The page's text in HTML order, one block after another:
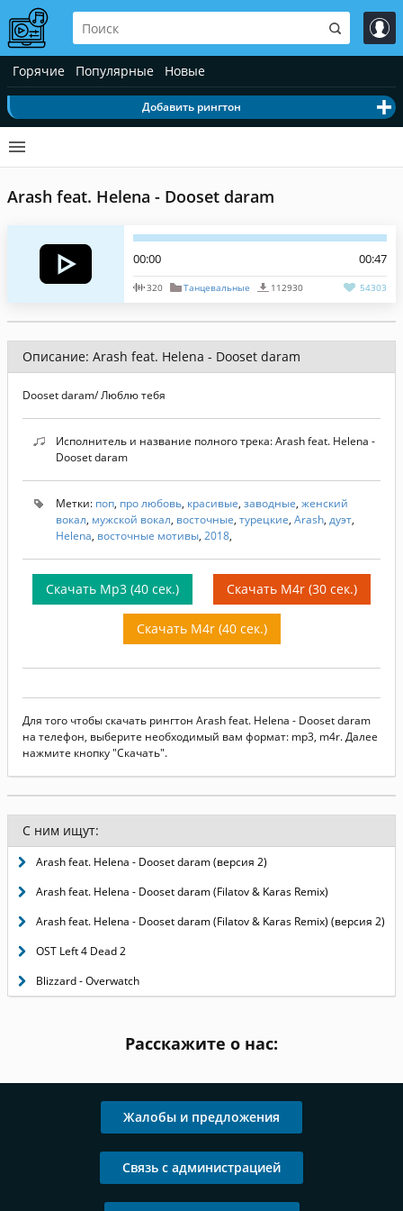
Горячие Популярные Новые
Добавить рингтон
Arash feat. Helena - Dooset daram
00:00 00:47
320 Танцевальные 112930 54303
Описание: Arash feat. Helena - Dooset daram
Dooset daram/ Люблю тебя
Исполнитель и название полного трека: Arash feat. Helena -
Dooset daram
Метки: поп, про любовь, красивые, заводные, женский
вокал, мужской вокал, восточные, турецкие, Arash, дуэт,
Helena, восточные мотивы, 2018,
Скачать Mp3 (40 сек.) Скачать M4r (30 сек.)
Скачать M4r (40 сек.)
Для того чтобы скачать рингтон Arash feat. Helena - Dooset daram
на телефон, выберите необходимый вам формат: mp3, m4r. Далее
нажмите кнопку "Скачать".
С ним ищут:
Arash feat. Helena - Dooset daram (версия 2)
Arash feat. Helena - Dooset daram (Filatov & Karas Remix)
Arash feat. Helena - Dooset daram (Filatov & Karas Remix) (версия 2)
OST Left 4 Dead 2
Blizzard - Overwatch
Расскажите о нас:
Жалобы и предложения
Связь с администрацией